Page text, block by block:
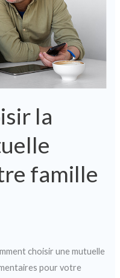
la
famille
choisir une mutuelle
pour votre